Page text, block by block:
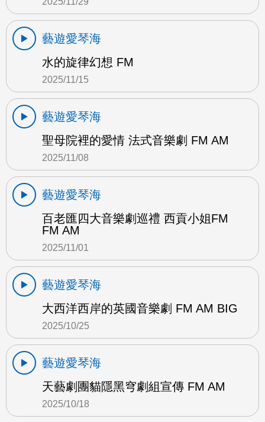
藝遊愛琴海
水的旋律幻想 FM
2025/11/15
藝遊愛琴海
聖母院裡的愛情 法式音樂劇 FM AM
2025/11/08
藝遊愛琴海
百老匯四大音樂劇巡禮 西貢小姐FM
FM AM
2025/11/01
藝遊愛琴海
大西洋西岸的英國音樂劇 FM AM BIG
2025/10/25
藝遊愛琴海
天藝劇團貓隱黑穹劇組宣傳 FM AM
2025/10/18